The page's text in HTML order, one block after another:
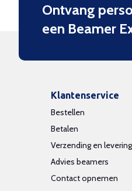
Ontvang
een Beamer
Klantenservice
Bestellen
Betalen
Verzending en levering
Advies beamers
Contact opnemen